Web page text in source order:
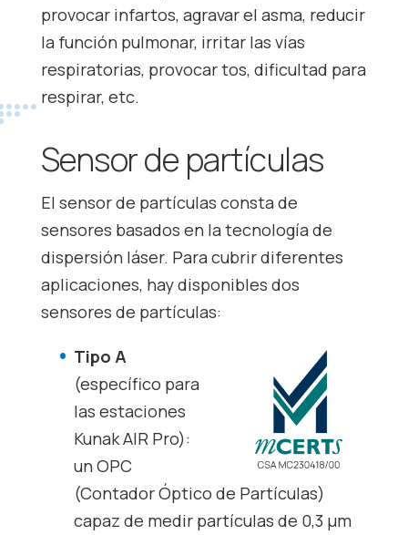
provocar infartos, agravar el asma, reducir
la función pulmonar, irritar las vías
respiratorias, provocar tos, dificultad para
respirar, etc.
Sensor de partículas
El sensor de partículas consta de
sensores basados en la tecnología de
dispersión láser. Para cubrir diferentes
aplicaciones, hay disponibles dos
sensores de partículas:
Tipo A
(específico para
las estaciones
Kunak AIR Pro):
un OPC
(Contador Óptico de Partículas)
capaz de medir partículas de 0,3 μm